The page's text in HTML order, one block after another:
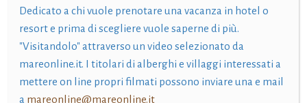
Dedicato a chi vuole prenotare una vacanza in hotel o
resort e prima di scegliere vuole saperne di più.
"Visitandolo" attraverso un video selezionato da
mareonline.it. I titolari di alberghi e villaggi interessati a
mettere on line propri filmati possono inviare una e mail
a mareonline@mareonline.it